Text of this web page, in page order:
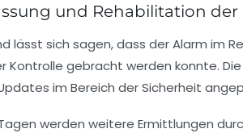
und Rehabilitation der
lässt sich sagen, dass der Alarm im
Kontrolle gebracht werden konnte.
im Bereich der Sicherheit
werden weitere Ermittlungen